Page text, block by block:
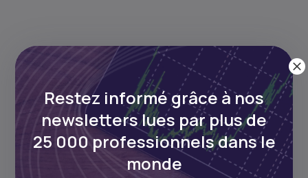
Continue de lire
Restez informé grâce à nos
newsletters lues par plus de
25 000 professionnels dans le
monde